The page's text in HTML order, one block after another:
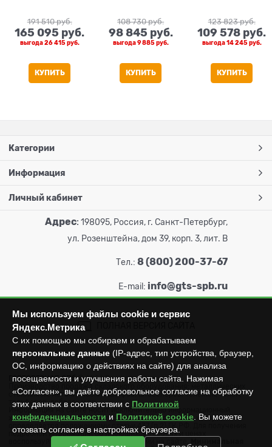
191 510 руб.
165 095 руб.
выгода26 415 руб.
КУПИТЬ
108 730 руб.
98 845 руб.
выгода9 885 руб.
КУПИТЬ
123 823 руб.
109 578 руб.
выгода14 245 руб.
КУПИТЬ
Категории
Информация
Личный кабинет
Адрес: 198095, Россия, г. Санкт-Петербург,
ул. Розенштейна, дом 39, корп. 3, лит. В
Тел.: 8 (800) 200-37-67
E-mail: info@gts-spb.ru
ГОРТОРГСНАБ СПб © 2026Все права защищены.
Производство продажа складского оборудования: металлических
стеллажей, металлических шкафов, штабелеров, тележек, талей,
тельферов, лебедок и пр.
Информация на сайте носит исключительно информационный
характер и не может считаться публичной офертой, которая
определяется положениями статьи 437 (п.2) ГК РФ. Для получения
подробной информации об имеющихся товарах и ценах
Мы используем файлы cookie и сервис
Яндекс.Метрика
С их помощью мы собираем и обрабатываем
персональные данные (IP-адрес, тип устройства, браузер,
ОС, информацию о действиях на сайте) для анализа
посещаемости и улучшения работы сайта. Нажимая
«Согласен», вы даёте добровольное согласие на обработку
этих данных в соответствии с Политикой
конфиденциальности и Политикой cookie . Вы можете
отозвать согласие в настройках браузера.